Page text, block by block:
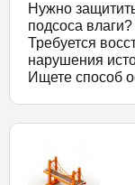
Нужно
подсоса влаги?
Требуется
нарушения
Ищете способ